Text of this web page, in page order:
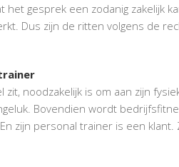
gesprek een zodanig zakelijk
Dus zijn de ritten volgens de
noodzakelijk is om aan zijn
Bovendien wordt
zijn personal trainer is een klant.